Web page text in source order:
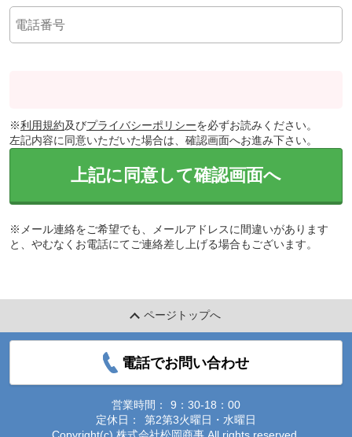
※利用規約及びプライバシーポリシーを必ずお読みください。
左記内容に同意いただいた場合は、確認画面へお進み下さい。
上記に同意して確認画面へ
※メール連絡をご希望でも、メールアドレスに間違いがあります
と、やむなくお電話にてご連絡差し上げる場合もございます。
ページトップへ
電話でお問い合わせ
営業時間：
9：30-18：00
定休日：
第2第3火曜日・水曜日
Copyright(c) 株式会社松岡商事 All rights reserved.